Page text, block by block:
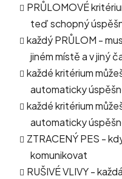
PRŮLOMOVÉ
teď schopný
každý PRŮLOM -
jiném místě a v jiný
každé kritérium
automaticky
každé kritérium
automaticky
ZTRACENÝ PES -
komunikovat
RUŠIVÉ VLIVY -